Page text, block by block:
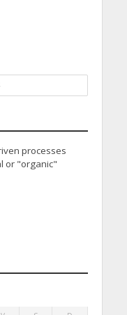
processes
or "organic"